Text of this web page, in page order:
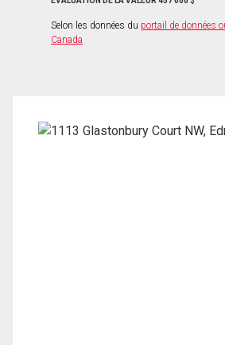
Selon les données du portail de données
Canada